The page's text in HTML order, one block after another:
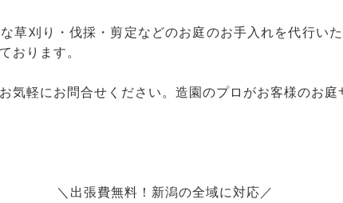
草刈り・伐採・剪定などのお庭のお手入れを代行い
おります。
気軽にお問合せください。造園のプロがお客様のお庭
＼出張費無料！新潟の全域に対応／